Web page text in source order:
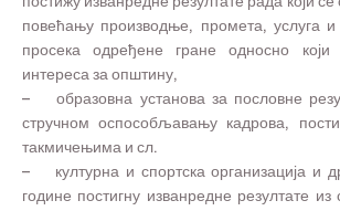
повећању производње, промета, услуга
просека одређене гране односно
интереса за општину,
– образовна установа за пословне
стручном оспособљавању кадрова,
такмичењима и сл.
– културна и спортска организација и
године постигну изванредне резултате из